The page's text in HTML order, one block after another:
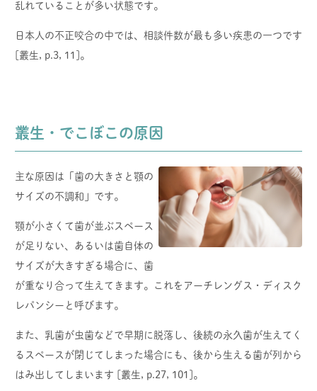
乱れていることが多い状態です。
日本人の不正咬合の中では、相談件数が最も多い疾患の一つです
[叢生, p.3, 11]。
叢生・でこぼこの原因
主な原因は「歯の大きさと顎の
サイズの不調和」です。
顎が小さくて歯が並ぶスペース
が足りない、あるいは歯自体の
サイズが大きすぎる場合に、歯
が重なり合って生えてきます。これをアーチレングス・ディスク
レパンシーと呼びます。
また、乳歯が虫歯などで早期に脱落し、後続の永久歯が生えてく
るスペースが閉じてしまった場合にも、後から生える歯が列から
はみ出してしまいます [叢生, p.27, 101]。